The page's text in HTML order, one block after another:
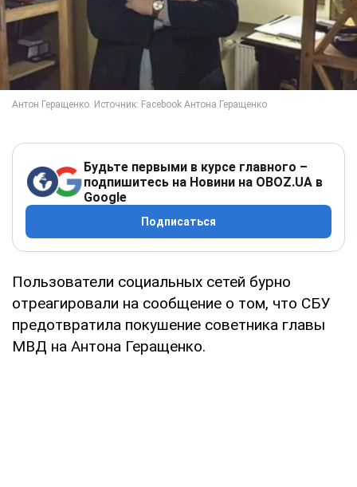
Будьте первыми в курсе главного –
подпишитесь на Новини на OBOZ.UA в
Google
Подписаться
Пользователи социальных сетей бурно
отреагировали на сообщение о том, что СБУ
предотвратила покушение советника главы
МВД на Антона Геращенко.